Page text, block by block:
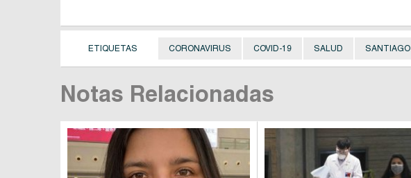
ETIQUETAS CORONAVIRUS COVID-19 SALUD SANTIAGO
Notas Relacionadas